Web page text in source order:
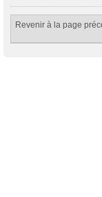
Revenir à la page